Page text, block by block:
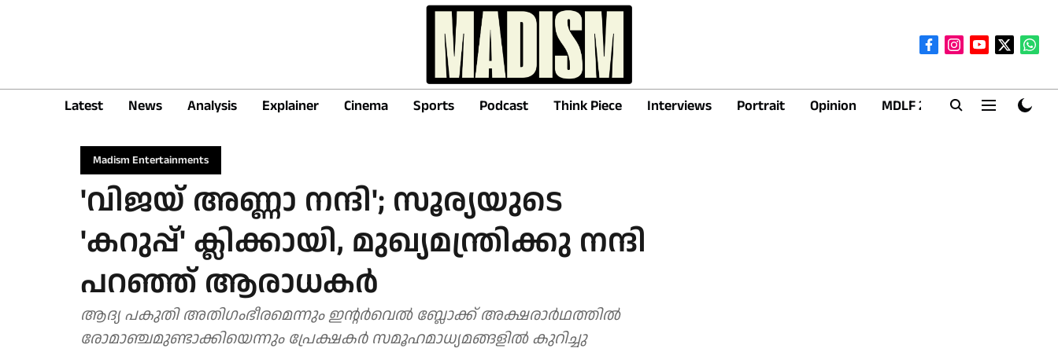
Latest News Analysis Explainer Cinema Sports Podcast Think Piece Interviews Portrait Opinion MDLF 2026
Madism Entertainments
'വിജയ് അണ്ണാ നന്ദി'; സൂര്യയുടെ
'കറുപ്പ്' ക്ലിക്കായി, മുഖ്യമന്ത്രിക്കു നന്ദി
പറഞ്ഞ് ആരാധകർ
ആദ്യ പകുതി അതിഗംഭീരമെന്നും ഇന്റർവെൽ ബ്ലോക്ക് അക്ഷരാർഥത്തിൽ
രോമാഞ്ചമുണ്ടാക്കിയെന്നും പ്രേക്ഷകർ സമൂഹമാധ്യമങ്ങളിൽ കുറിച്ചു